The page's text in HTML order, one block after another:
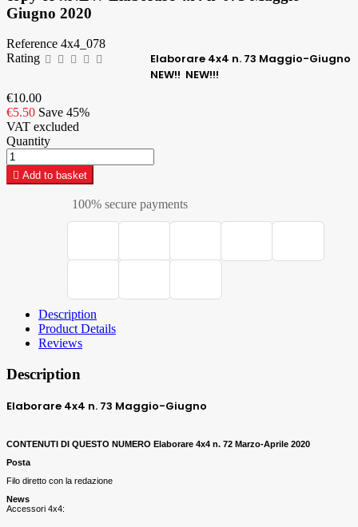
Giugno 2020
Reference 4x4_078
Rating
Elaborare 4x4 n. 73 Maggio-Giugno
NEW!! NEW!!!
€10.00
€5.50 Save 45%
VAT excluded
Quantity
 Add to basket
100% secure payments
Description
Product Details
Reviews
Description
Elaborare 4x4 n. 73 Maggio-Giugno
CONTENUTI DI QUESTO NUMERO Elaborare 4x4 n. 72 Marzo-Aprile 2020
Posta
Filo diretto con la redazione
News
Accessori 4x4: